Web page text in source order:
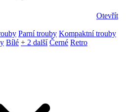
Otevřít
Parní trouby Kompaktní trouby
Bílé + 2 další Černé Retro